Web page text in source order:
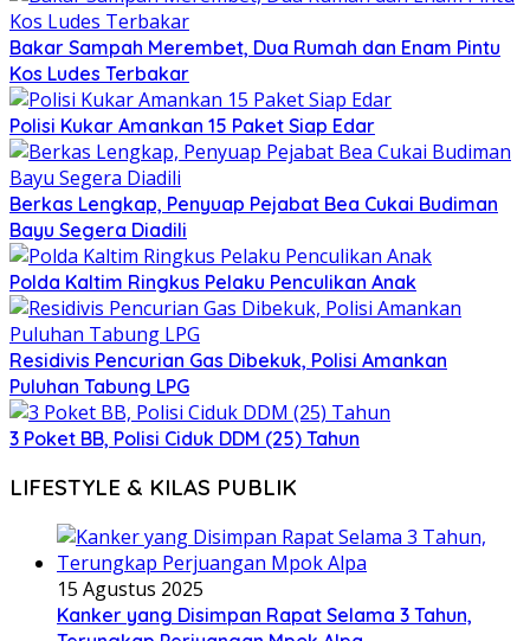
Bakar Sampah Merembet, Dua Rumah dan Enam Pintu
Kos Ludes Terbakar
Polisi Kukar Amankan 15 Paket Siap Edar
Berkas Lengkap, Penyuap Pejabat Bea Cukai Budiman
Bayu Segera Diadili
Polda Kaltim Ringkus Pelaku Penculikan Anak
Residivis Pencurian Gas Dibekuk, Polisi Amankan
Puluhan Tabung LPG
3 Poket BB, Polisi Ciduk DDM (25) Tahun
LIFESTYLE & KILAS PUBLIK
15 Agustus 2025
Kanker yang Disimpan Rapat Selama 3 Tahun,